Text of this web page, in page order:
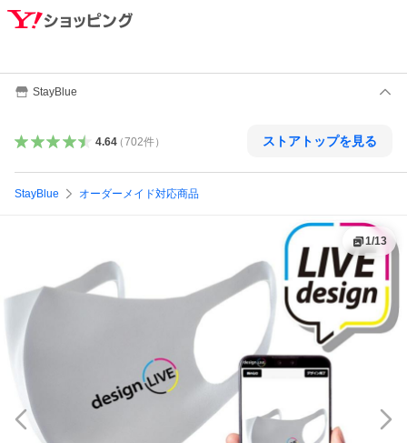
StayBlue
4.64（702件） ストアトップを見る
StayBlue オーダーメイド対応商品
1/13